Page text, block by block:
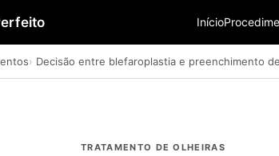
Início
Decisão entre blefaroplastia e preenchimento
TRATAMENTO DE OLHEIRAS